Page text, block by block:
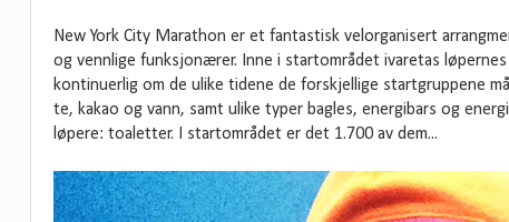
New York City Marathon er et fantastisk velorganisert
og vennlige funksjonærer. Inne i startområdet ivaretas
kontinuerlig om de ulike tidene de forskjellige startgruppene
te, kakao og vann, samt ulike typer bagles, energibars og
løpere: toaletter. I startområdet er det 1.700 av dem...